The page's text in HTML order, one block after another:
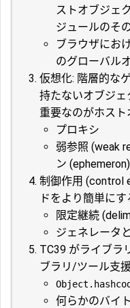
ストオブジェ
ジュールのそ
ブラウザにお
のグローバル
仮想化: 階層的な
持たないオブジ
重要なのがホス
プロキシ
弱参照 (weak
ン (ephemeron)
制御作用 (control
ドをより簡単にす
限定継続
ジェネレータ
TC39 がライブラ
ブラリ/ツール支
何らかのバイ